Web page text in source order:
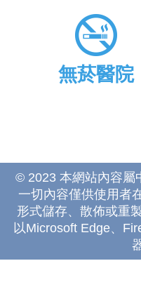
無菸醫院
© 2023 本網站內容屬
一切內容僅供使用者
形式儲存、散佈或重
以Microsoft Edge、